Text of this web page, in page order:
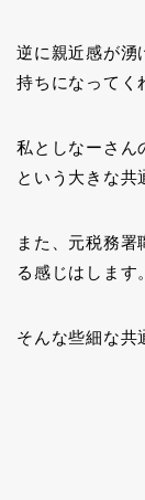
逆に親近感が湧
持ちになってく
私としなーさん
という大きな共
また、元税務
る感じはします。
そんな些細な共